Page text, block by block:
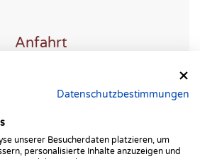
Anfahrt
bekommen Sie
Datenschutzbestimmungen
unserer Besucherdaten platzieren, um
personalisierte Inhalte anzuzeigen und